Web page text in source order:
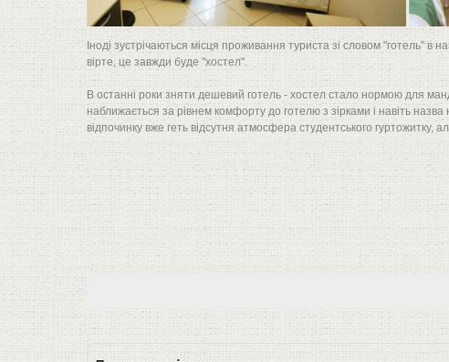
Іноді зустрічаються місця проживання туриста зі словом "готель" в
вірте, це завжди буде "хостел".
В останні роки зняти дешевий готель - хостел стало нормою для
наближається за рівнем комфорту до готелю з зірками і навіть
відпочинку вже геть відсутня атмосфера студентського гуртожитку,